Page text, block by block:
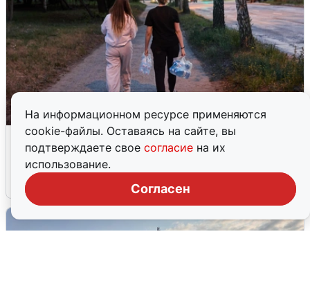
На информационном ресурсе применяются
cookie-файлы. Оставаясь на сайте, вы
подтверждаете свое согласие на их
использование.
Согласен
Опубликована карта отключений
воды в Воронеже
6 августа